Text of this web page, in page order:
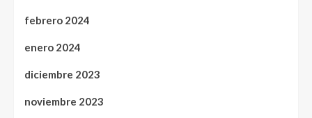
febrero 2024
enero 2024
diciembre 2023
noviembre 2023